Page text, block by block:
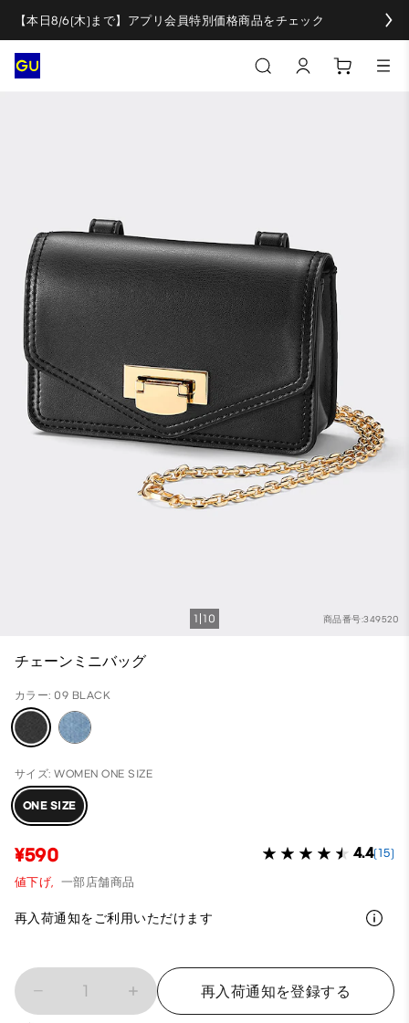
【本日8/6(木)まで】アプリ会員特別価格商品をチェック
商品番号:349520
1 10
チェーンミニバッグ
カラー: 09 BLACK
サイズ: WOMEN ONE SIZE
ONE SIZE
¥590 4.4(15)
値下げ, 一部店舗商品
再入荷通知をご利用いただけます
1 再入荷通知を登録する